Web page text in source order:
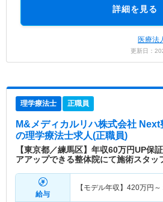
詳細を見る
医療法
更新日：
理学療法士 正職員
M&メディカルリハ株式会社
の理学療法士求人(正職員)
【東京都／練馬区】年収60万円UP保
アアップできる整体院にて施術スタッ
給与
【モデル年収】 420万円～